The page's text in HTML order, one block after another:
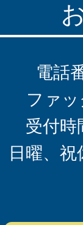
電話
ファッ
受付時
日曜、